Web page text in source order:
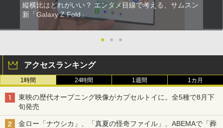
縦横比はどれがいい？ エンタメ目線で考える、サムスン
新「Galaxy Z Fold」
● ● ●
アクセスランキング
1時間 24時間 1週間 1カ月
東映の歴代オープニング映像がカプセルトイに。全5種で8月下
旬発売
金ロー「ナウシカ」、「真夏の怪奇ファイル」、ABEMAで「葬